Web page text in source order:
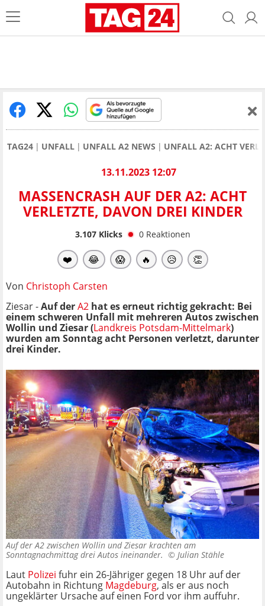
TAG24 UNFALL UNFALL A2 NEWS UNFALL A2: ACHT
13.11.2023 12:07
MASSENCRASH AUF DER A2: ACHT
VERLETZTE, DAVON DREI KINDER
3.107Klicks 0 Reaktionen
❤️ 😂 😱 🔥 😥 👏
Von Christoph Carsten
Ziesar -Auf derA2 hat es erneut richtig gekracht: Bei
einem schweren Unfall mit mehreren Autos zwischen
Wollin und Ziesar(Landkreis Potsdam-Mittelmark)
wurden am Sonntag acht Personen verletzt, darunter
drei Kinder.
Auf der A2 zwischen Wollin und Ziesar krachten am
Sonntagnachmittag drei Autos ineinander. © Julian Stähle
Laut Polizei fuhr ein 26-Jähriger gegen 18 Uhr auf der
Autobahn in Richtung Magdeburg, als er aus noch
ungeklärter Ursache auf einen Ford vor ihm auffuhr.